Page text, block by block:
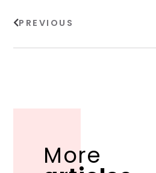
PREVIOUS
More